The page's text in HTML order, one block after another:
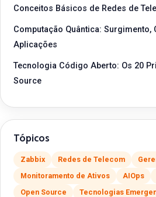
Conceitos Básicos de Redes de
Computação Quântica:
Aplicações
Tecnologia Código Aberto: Os 20
Source
Tópicos
Zabbix Redes de Telecom
Monitoramento de Ativos
AIOps
Open Source
Tecnologias